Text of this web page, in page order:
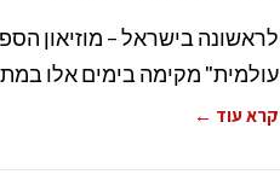
לראשונה בישראל – מוזיאון
עולמית" מקימה בימים אלו
קרא עוד ←